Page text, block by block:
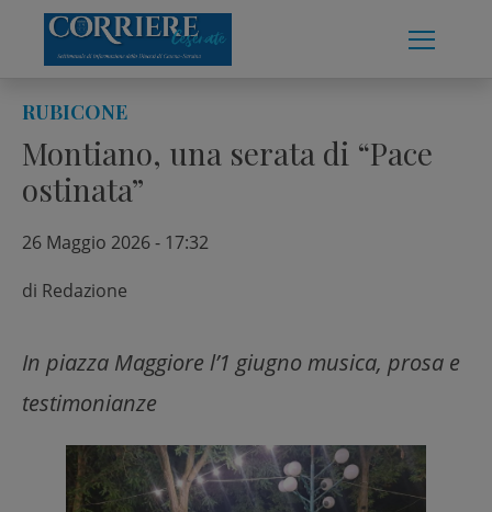
content
RUBICONE
Montiano, una serata di “Pace
ostinata”
26 Maggio 2026 - 17:32
di Redazione
In piazza Maggiore l’1 giugno musica, prosa e
testimonianze